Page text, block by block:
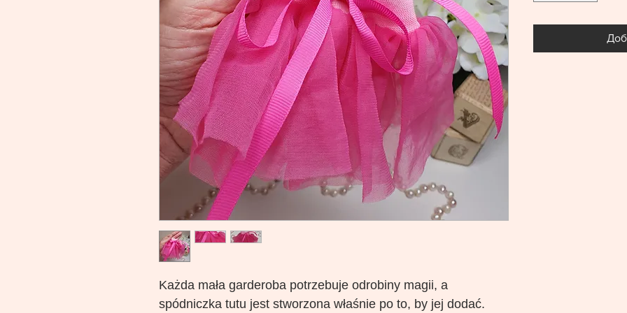
Każda mała garderoba potrzebuje odrobiny magii, a
spódniczka tutu jest stworzona właśnie po to, by jej dodać.